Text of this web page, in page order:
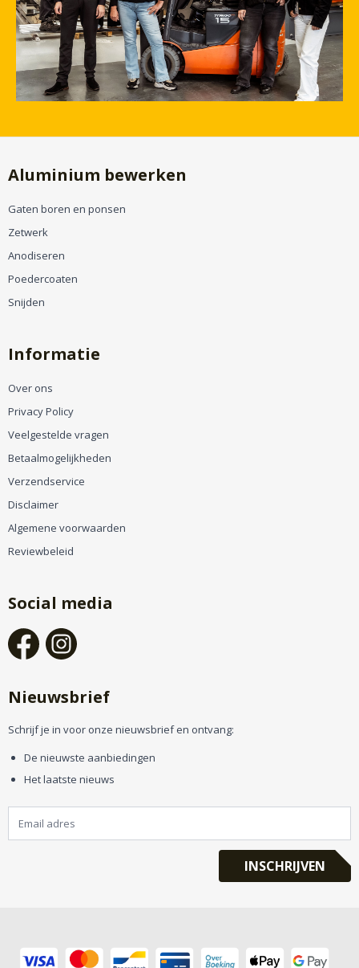
Aluminium bewerken
Gaten boren en ponsen
Zetwerk
Anodiseren
Poedercoaten
Snijden
Informatie
Over ons
Privacy Policy
Veelgestelde vragen
Betaalmogelijkheden
Verzendservice
Disclaimer
Algemene voorwaarden
Reviewbeleid
Social media
Nieuwsbrief
Schrijf je in voor onze nieuwsbrief en ontvang:
De nieuwste aanbiedingen
Het laatste nieuws
INSCHRIJVEN